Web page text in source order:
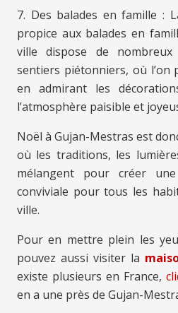
7. Des balades en famille :
propice aux balades en
ville dispose de
sentiers piétonniers, où
en admirant les
l’atmosphère paisible et
Noël à Gujan-Mestras est
où les traditions, les
mélangent pour créer
conviviale pour tous les
ville.
Pour en mettre plein les
pouvez aussi visiter la
existe plusieurs en France,
en a une près de Gujan-